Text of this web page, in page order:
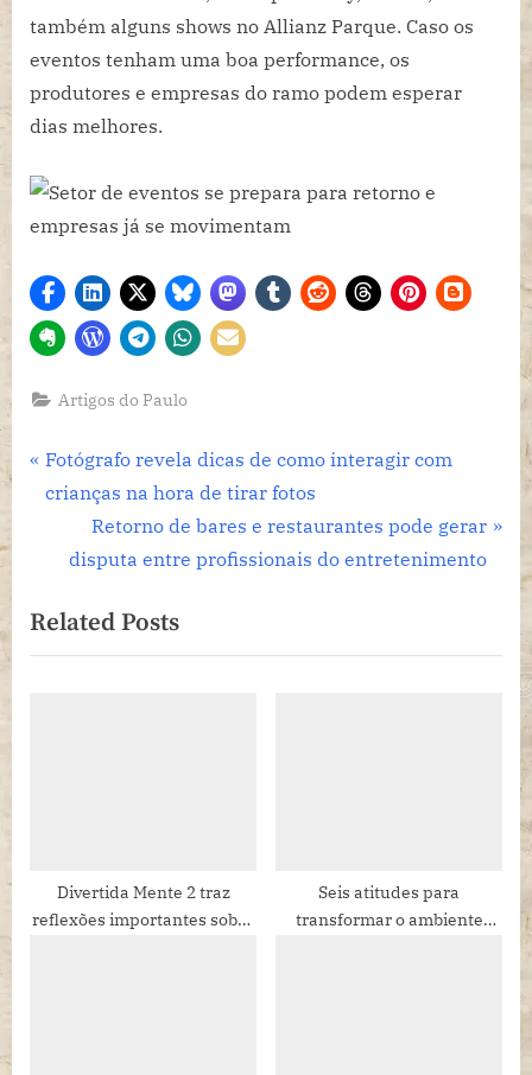
também alguns shows no Allianz Parque. Caso os
eventos tenham uma boa performance, os
produtores e empresas do ramo podem esperar
dias melhores.
Artigos do Paulo
Navegação
Post
P
r
o
u
Fotógrafo revela dicas de como interagir com
crianças na hora de tirar fotos
N
e
t
P
Retorno de bares e restaurantes pode gerar
disputa entre profissionais do entretenimento
Related Posts
Divertida Mente 2 traz
reflexões importantes sobre
Seis atitudes para
transformar o ambiente